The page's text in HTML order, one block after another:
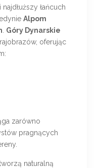
łańcuch
Alpom
Góry Dynarskie
oferując
zarówno
pragnących
naturalną